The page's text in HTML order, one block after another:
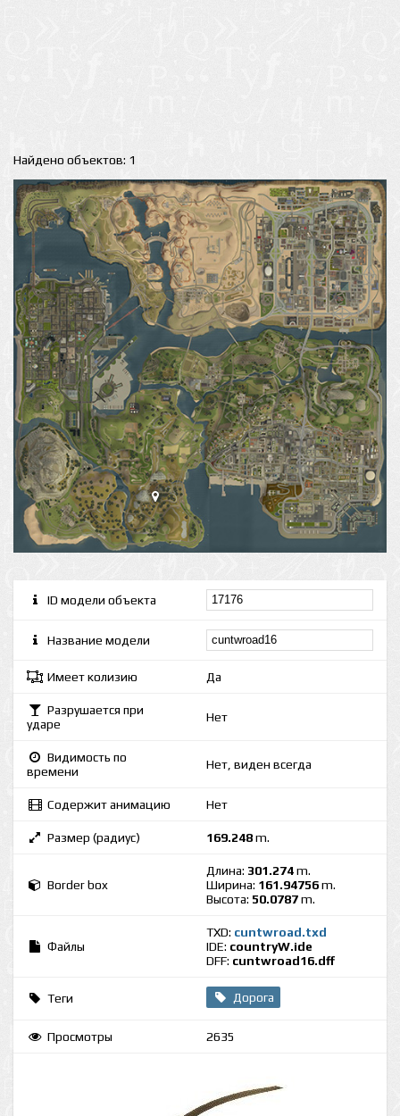
Найдено объектов: 1
ID модели объекта
Название модели
Имеет колизию Да
Разрушается при
ударе
Нет
Видимость по
времени
Нет, виден всегда
Содержит анимацию Нет
Размер (радиус) 169.248m.
Border box
Длина: 301.274m.
Ширина: 161.94756m.
Высота: 50.0787m.
Файлы
TXD: cuntwroad.txd
IDE: countryW.ide
DFF: cuntwroad16.dff
Теги Дорога
Просмотры 2635